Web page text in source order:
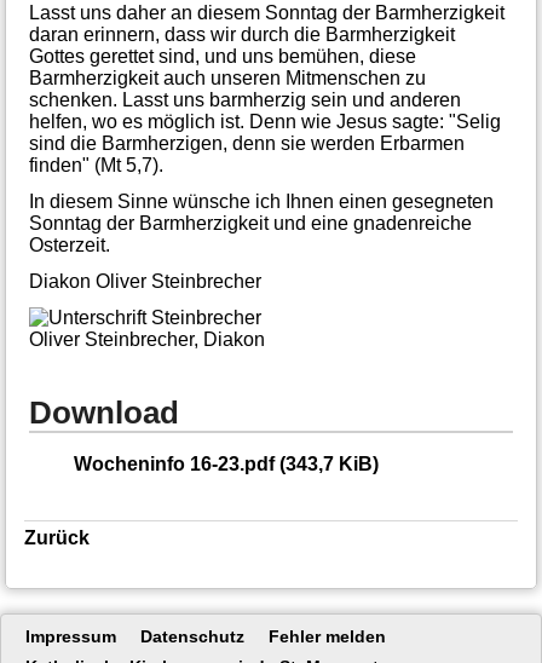
Lasst uns daher an diesem Sonntag der Barmherzigkeit
daran erinnern, dass wir durch die Barmherzigkeit
Gottes gerettet sind, und uns bemühen, diese
Barmherzigkeit auch unseren Mitmenschen zu
schenken. Lasst uns barmherzig sein und anderen
helfen, wo es möglich ist. Denn wie Jesus sagte: "Selig
sind die Barmherzigen, denn sie werden Erbarmen
finden" (Mt 5,7).
In diesem Sinne wünsche ich Ihnen einen gesegneten
Sonntag der Barmherzigkeit und eine gnadenreiche
Osterzeit.
Diakon Oliver Steinbrecher
Oliver Steinbrecher, Diakon
Download
Wocheninfo 16-23.pdf(343,7 KiB)
Zurück
Navigation
Impressum Datenschutz
Fehler melden